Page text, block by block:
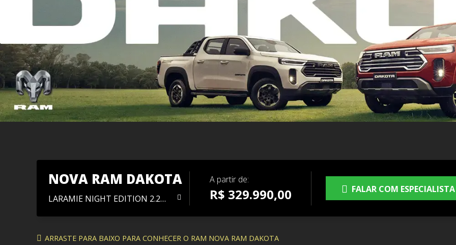
NOVA RAM DAKOTA
LARAMIE NIGHT EDITION 2.2
A partir de:
R$ 329.990,00 FALAR COM ESPECIALISTA
ARRASTE PARA BAIXO PARA CONHECER O RAM NOVA RAM DAKOTA